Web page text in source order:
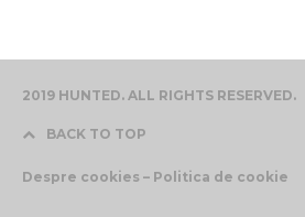
2019 HUNTED. ALL RIGHTS RESERVED.
BACK TO TOP
Despre cookies – Politica de cookie